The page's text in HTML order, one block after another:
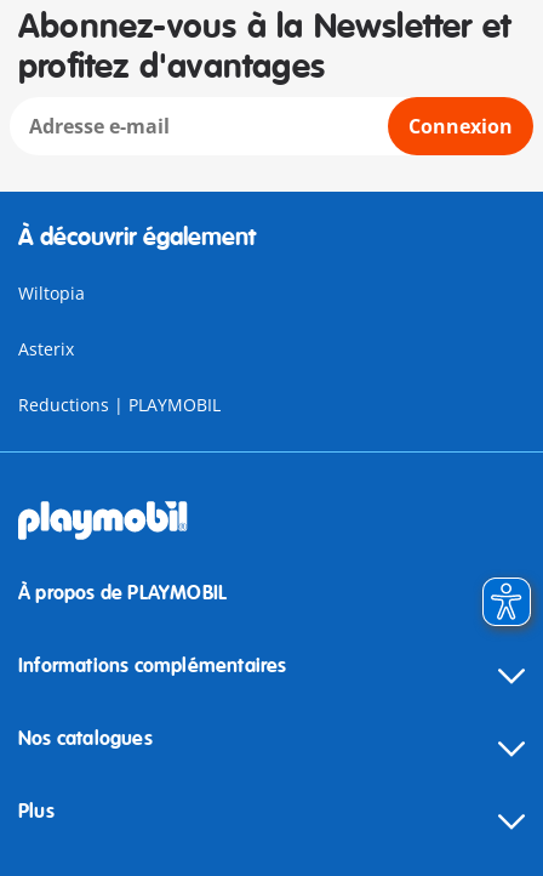
Abonnez-vous à la Newsletter et
profitez d'avantages
Connexion
À découvrir également
Wiltopia
Asterix
Reductions | PLAYMOBIL
À propos de PLAYMOBIL
Informations complémentaires
Nos catalogues
Plus